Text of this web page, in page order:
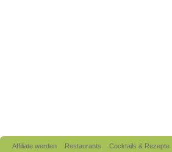
Affiliate werden Restaurants
Cocktails & Rezepte